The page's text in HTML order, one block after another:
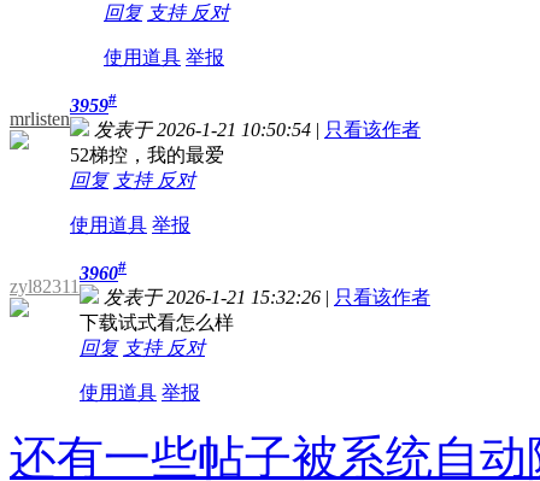
回复 支持 反对
使用道具 举报
mrlisten
3959#
发表于 2026-1-21 10:50:54 | 只看该作者
52梯控，我的最爱
回复 支持 反对
使用道具 举报
zyl82311
3960#
发表于 2026-1-21 15:32:26 | 只看该作者
下载试式看怎么样
回复 支持 反对
使用道具 举报
还有一些帖子被系统自